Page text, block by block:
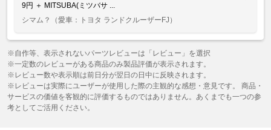
9円 ＋ MITSUBA(ミツバサ ...
シマム？
（愛車：トヨタ ランドクルーザーFJ）
※自作等、表示されないパーツレビューは「レビュー」を選択
※一定数のレビューがある商品のみ製品評価が表示されます。
※レビュー数や表示順は前日分が翌日の日中に反映されます。
※レビューは実際にユーザーが使用した際の主観的な感想・意見です。 商品・
サービスの価値を客観的に評価するものではありません。あくまでも一つの参
考としてご活用ください。